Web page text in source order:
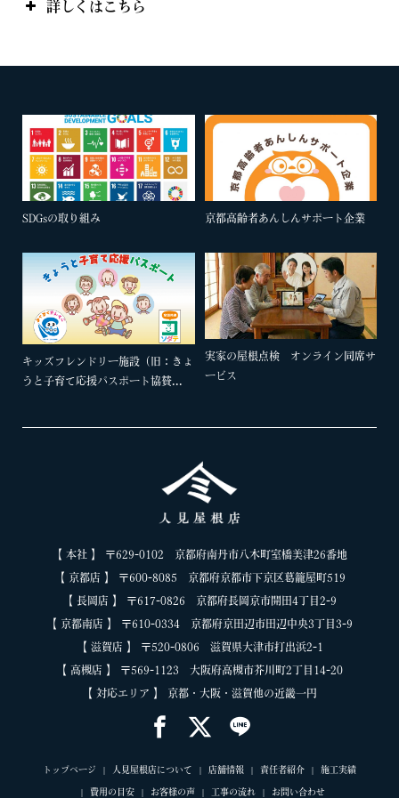
詳しくはこちら
SDGsの取り組み 京都高齢者あんしんサポート企業
キッズフレンドリー施設（旧：きょ
うと子育て応援パスポート協賛...
実家の屋根点検 オンライン同席サ
ービス
【 本社 】 〒629-0102 京都府南丹市八木町室橋美津26番地
【 京都店 】 〒600-8085 京都府京都市下京区葛籠屋町519
【 長岡店 】 〒617-0826 京都府長岡京市開田4丁目2-9
【 京都南店 】 〒610-0334 京都府京田辺市田辺中央3丁目3-9
【 滋賀店 】 〒520-0806 滋賀県大津市打出浜2-1
【 高槻店 】 〒569-1123 大阪府高槻市芥川町2丁目14-20
【 対応エリア 】 京都・大阪・滋賀他の近畿一円
トップページ 人見屋根店について 店舗情報 責任者紹介 施工実績
費用の目安 お客様の声 工事の流れ お問い合わせ